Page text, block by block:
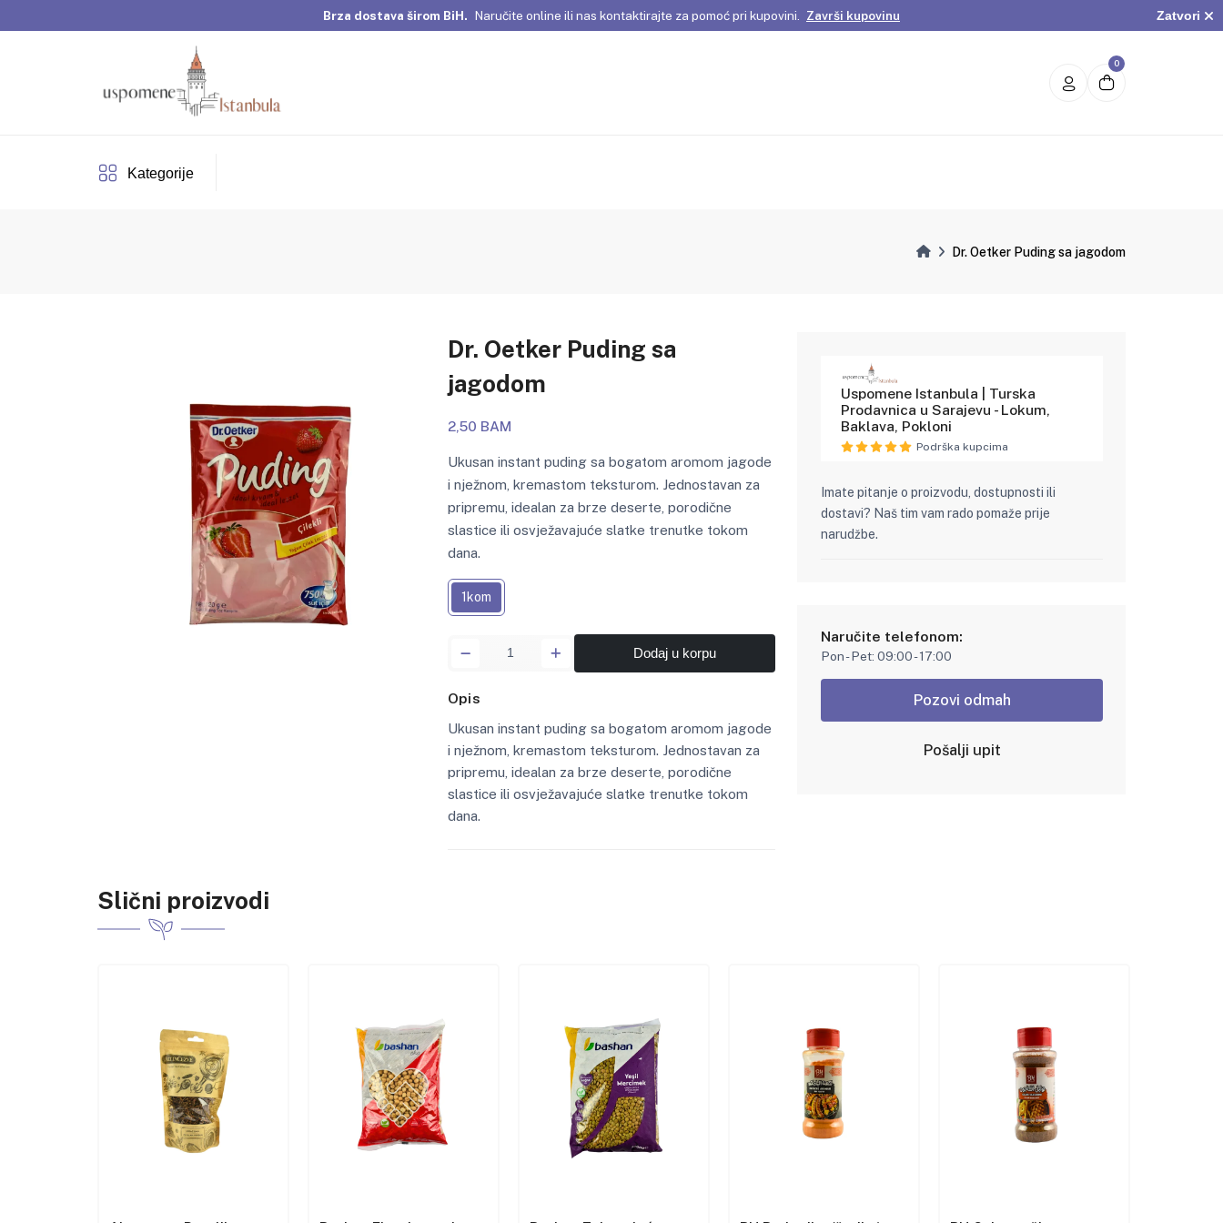
Brza dostava širom BiH. Naručite online ili nas kontaktirajte za pomoć pri kupovini.
Završi kupovinu
Dobrodošli u Uspomene Istanbula! Pažljivo odabrani proizvodi i posebne ponude za vas. Pogledaj ponudu
Zatvori
0
Kategorije
Dr. Oetker Puding sa jagodom
Dr. Oetker Puding sa
jagodom
2,50 BAM
Ukusan instant puding sa bogatom aromom jagode
i nježnom, kremastom teksturom. Jednostavan za
pripremu, idealan za brze deserte, porodične
slastice ili osvježavajuće slatke trenutke tokom
dana.
1kom
Dodaj u korpu
Opis
Ukusan instant puding sa bogatom aromom jagode
i nježnom, kremastom teksturom. Jednostavan za
pripremu, idealan za brze deserte, porodične
slastice ili osvježavajuće slatke trenutke tokom
dana.
Uspomene Istanbula | Turska
Prodavnica u Sarajevu - Lokum,
Baklava, Pokloni
Podrška kupcima
Imate pitanje o proizvodu, dostupnosti ili
dostavi? Naš tim vam rado pomaže prije
narudžbe.
Naručite telefonom:
Pon - Pet: 09:00 - 17:00
Pozovi odmah
Pošalji upit
Slični proizvodi